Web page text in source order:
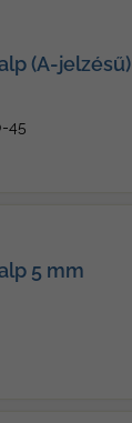
(A-jelzésű)
45
5 mm